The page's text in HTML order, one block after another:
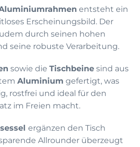
entsteht ein
Erscheinungsbild. Der
durch seinen hohen
seine robuste Verarbeitung.
sowie die Tischbeine sind aus
Aluminium gefertigt, was
rostfrei und ideal für den
im Freien macht.
ergänzen den Tisch
Allrounder überzeugt